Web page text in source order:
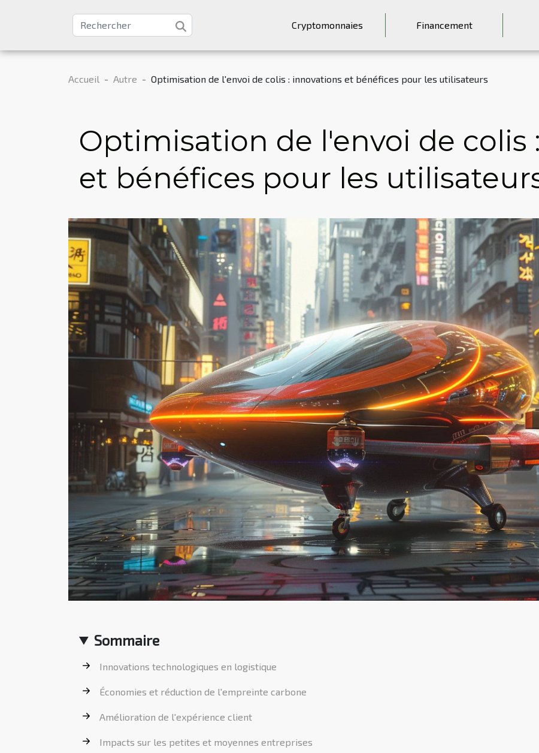
Cryptomonnaies Financement
Accueil Autre Optimisation de l'envoi de colis : innovations et bénéfices pour les utilisateurs
Optimisation de l'envoi de colis
et bénéfices pour les
Sommaire
Innovations technologiques en logistique
Économies et réduction de l'empreinte carbone
Amélioration de l'expérience client
Impacts sur les petites et moyennes entreprises